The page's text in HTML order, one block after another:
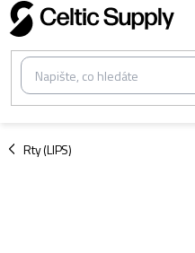
Přejít
na
obsah
Rty (LIPS)
/